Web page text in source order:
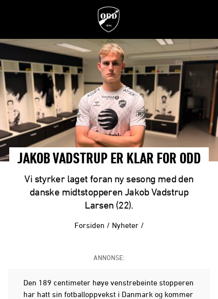
JAKOB VADSTRUP ER KLAR FOR ODD
Vi styrker laget foran ny sesong med den
danske midtstopperen Jakob Vadstrup
Larsen (22).
Forsiden / Nyheter /
ANNONSE:
Den 189 centimeter høye venstrebeinte stopperen
har hatt sin fotballoppvekst i Danmark og kommer